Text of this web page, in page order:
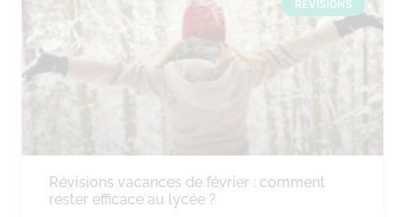
RÉVISIONS
Révisions vacances de février : comment
rester efficace au lycée ?